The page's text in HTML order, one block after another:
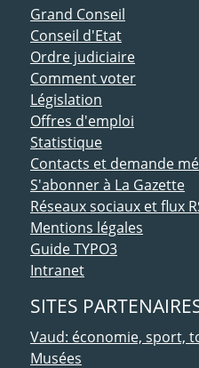
ACCÈS DIRECT
Grand Conseil
Conseil d'Etat
Ordre judiciaire
Comment voter
Législation
Offres d'emploi
Statistique
Contacts et demande
S'abonner à La Gazette
Réseaux sociaux et flux
Mentions légales
Guide TYPO3
Intranet
SITES
Vaud: économie, sport,
Musées